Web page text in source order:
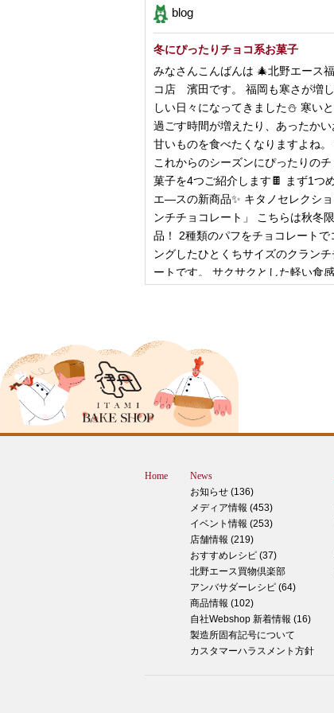
blog
冬にぴったりチョコ系お菓子
みなさんこんばんは 🎄北野エース
コ店 濱田です。 福岡も寒さが増
しい日々になってきました⛄️ 寒い
過ごす時間が増えたり、あったか
甘いものを食べたくなりますよね。
これからのシーズンにぴったりの
菓子を4つご紹介します🍫 まず1つ
エ―スの新商品✨ キタノセレクシ
ンチチョコレート」 こちらは秋冬
品！ 2種類のパフをチョコレートで
ングしたひとくちサイズのクラン
ートです。 サクサクとした軽い食
ピザ立ちぬ
ブログをご覧の皆様、こんにちは！
スMOMOテラス店の大西です。 い
すが、これは何だと思いますか？ ヒ
12月に活躍するあの食べ物です！ は
す。 それでは正解発表です。リバ
ドオープン！！ なんと四角いピザ
す！今回は冬に大活躍のピザ、紹介
す。 キタノセレクション手のばし
ルゲリータ 北野エースオリジナル
ザになります。特徴は何といって
生地はひとつひとつ手で
2024年12月14日
もっちもち！和スイーツと一緒に素
ータイムを ♪
Home
News
お知らせ (136)
メディア情報 (453)
イベント情報 (253)
店舗情報 (219)
おすすめレシピ (37)
北野エース買物倶楽部
アンバサダーレシピ (64)
商品情報 (102)
自社Webshop 新着情報 (16)
製造所固有記号について
カスタマーハラスメント方針